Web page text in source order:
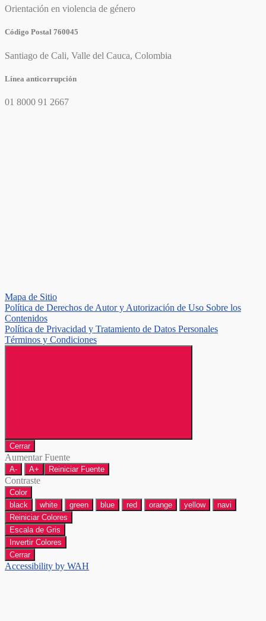
Orientación en violencia de género
Código Postal 760045
Santiago de Cali, Valle del Cauca, Colombia
Línea anticorrupción
01 8000 91 2667
Mapa de Sitio
Política de Derechos de Autor y Autorización de Uso Sobre los
Contenidos
Política de Privacidad y Tratamiento de Datos Personales
Términos y Condiciones
Cerrar
Aumentar Fuente
A- A+ Reiniciar Fuente
Contraste
Color
black
white green blue red orange yellow
navi
Reiniciar Colores
Escala de Gris
Invertir Colores
Cerrar
Accessibility by WAH